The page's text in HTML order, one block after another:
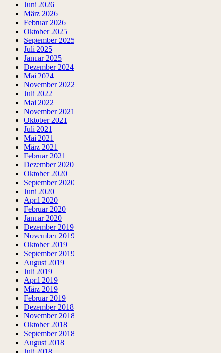
Juni 2026
März 2026
Februar 2026
Oktober 2025
September 2025
Juli 2025
Januar 2025
Dezember 2024
Mai 2024
November 2022
Juli 2022
Mai 2022
November 2021
Oktober 2021
Juli 2021
Mai 2021
März 2021
Februar 2021
Dezember 2020
Oktober 2020
September 2020
Juni 2020
April 2020
Februar 2020
Januar 2020
Dezember 2019
November 2019
Oktober 2019
September 2019
August 2019
Juli 2019
April 2019
März 2019
Februar 2019
Dezember 2018
November 2018
Oktober 2018
September 2018
August 2018